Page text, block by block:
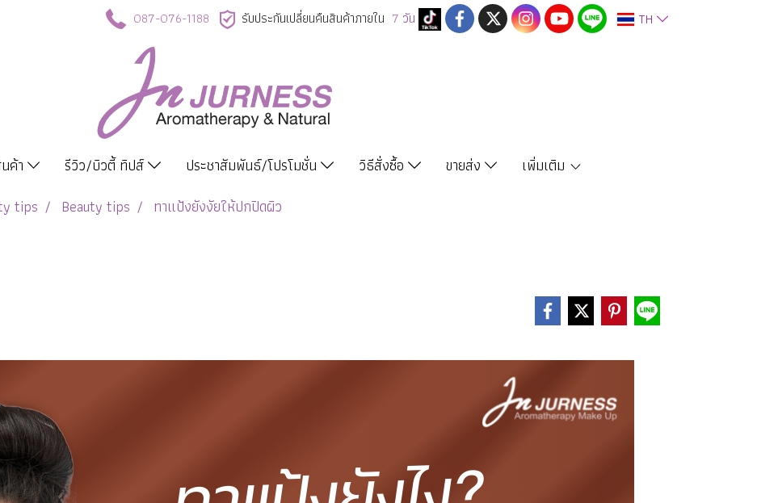
087-076-1188 รับประกันเปลี่ยนคืนสินค้าภายใน 7 วัน TH
ค้า รีวิว/บิวตี้ ทิปส์ ประชาสัมพันธ์/โปรโมชั่น วิธีสั่งซื้อ ขายส่ง
เพิ่มเติม
tips Beauty tips ทาแป้งยังงัยให้ปกปิดผิว